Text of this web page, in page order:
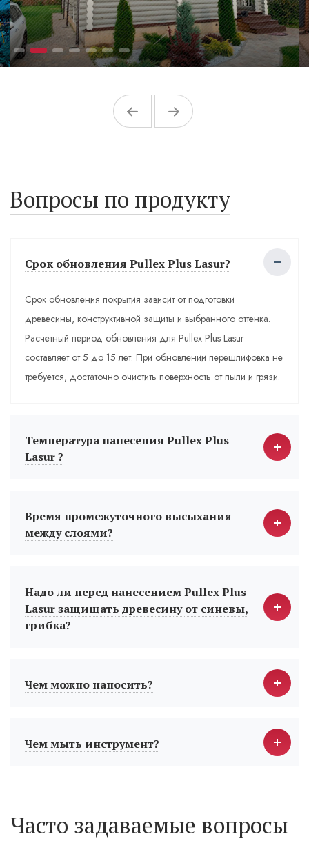
Вопросы по продукту
Срок обновления Pullex Plus Lasur?
Срок обновления покрытия зависит от подготовки
древесины, конструктивной защиты и выбранного оттенка.
Расчетный период обновления для Pullex Plus Lasur
составляет от 5 до 15 лет. При обновлении перешлифовка не
требуется, достаточно очистить поверхность от пыли и грязи.
Температура нанесения Pullex Plus
Lasur ?
Время промежуточного высыхания
между слоями?
Надо ли перед нанесением Pullex Plus
Lasur защищать древесину от синевы,
грибка?
Чем можно наносить?
Чем мыть инструмент?
Часто задаваемые вопросы